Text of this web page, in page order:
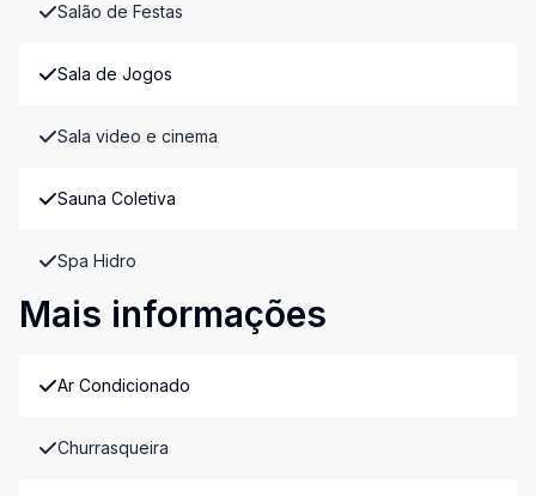
Salão de Festas
Sala de Jogos
Sala video e cinema
Sauna Coletiva
Spa Hidro
Mais informações
Ar Condicionado
Churrasqueira